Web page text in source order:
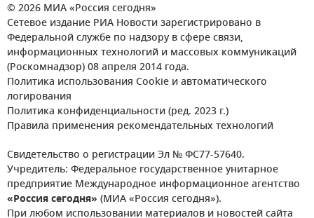
© 2026 МИА «Россия сегодня»
Сетевое издание РИА Новости зарегистрировано в
Федеральной службе по надзору в сфере связи,
информационных технологий и массовых коммуникаций
(Роскомнадзор) 08 апреля 2014 года.
Политика использования Cookie и автоматического
логирования
Политика конфиденциальности (ред. 2023 г.)
Правила применения рекомендательных технологий
Свидетельство о регистрации Эл № ФС77-57640.
Учредитель: Федеральное государственное унитарное
предприятие Международное информационное агентство
«Россия сегодня» (МИА «Россия сегодня»).
При любом использовании материалов и новостей сайта